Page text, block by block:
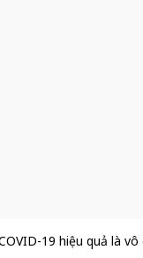
19 hiệu quả là